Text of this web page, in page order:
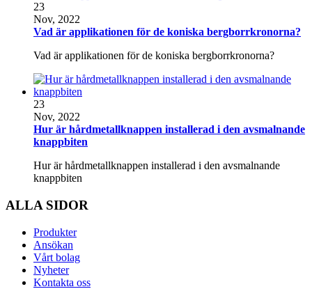
23
Nov, 2022
Vad är applikationen för de koniska bergborrkronorna?
Vad är applikationen för de koniska bergborrkronorna?
23
Nov, 2022
Hur är hårdmetallknappen installerad i den avsmalnande
knappbiten
Hur är hårdmetallknappen installerad i den avsmalnande
knappbiten
ALLA SIDOR
Produkter
Ansökan
Vårt bolag
Nyheter
Kontakta oss